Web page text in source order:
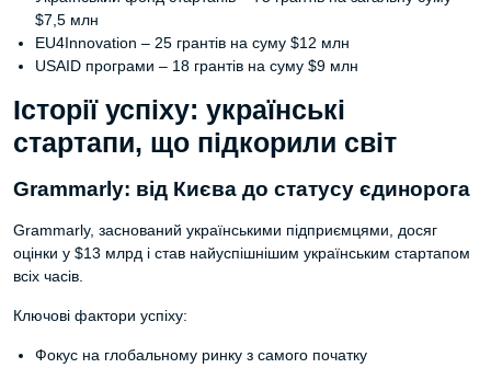
$7,5 млн
EU4Innovation – 25 грантів на суму $12 млн
USAID програми – 18 грантів на суму $9 млн
Історії успіху: українські
стартапи, що підкорили світ
Grammarly: від Києва до статусу єдинорога
Grammarly, заснований українськими підприємцями, досяг
оцінки у $13 млрд і став найуспішнішим українським стартапом
всіх часів.
Ключові фактори успіху:
Фокус на глобальному ринку з самого початку